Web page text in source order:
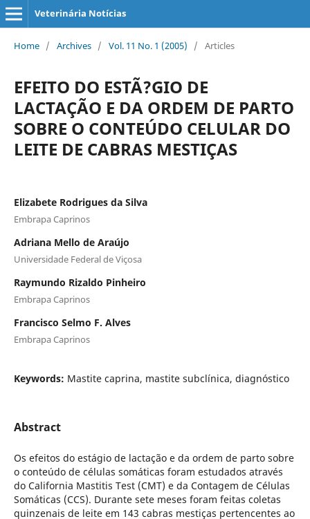
Veterinária Notícias
Home / Archives / Vol. 11 No. 1 (2005) / Articles
EFEITO DO ESTÃ?GIO DE
LACTAÇÃO E DA ORDEM DE PARTO
SOBRE O CONTEÚDO CELULAR DO
LEITE DE CABRAS MESTIÇAS
Elizabete Rodrigues da Silva
Embrapa Caprinos
Adriana Mello de Araújo
Universidade Federal de Viçosa
Raymundo Rizaldo Pinheiro
Embrapa Caprinos
Francisco Selmo F. Alves
Embrapa Caprinos
Keywords: Mastite caprina, mastite subclínica, diagnóstico
Abstract
Os efeitos do estágio de lactação e da ordem de parto sobre
o conteúdo de células somáticas foram estudados através
do California Mastitis Test (CMT) e da Contagem de Células
Somáticas (CCS). Durante sete meses foram feitas coletas
quinzenais de leite em 143 cabras mestiças pertencentes ao